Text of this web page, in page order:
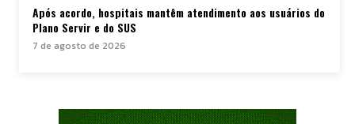
Após acordo, hospitais mantêm atendimento aos usuários do
Plano Servir e do SUS
7 de agosto de 2026